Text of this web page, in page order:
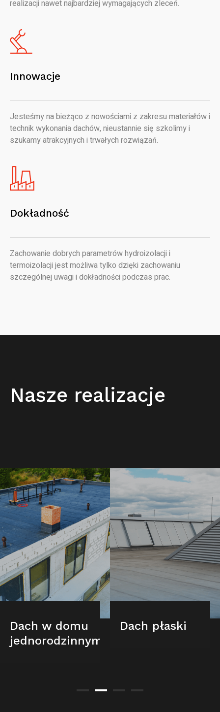
realizacji nawet najbardziej wymagających zleceń.
Innowacje
Jesteśmy na bieżąco z nowościami z zakresu materiałów i
technik wykonania dachów, nieustannie się szkolimy i
szukamy atrakcyjnych i trwałych rozwiązań.
Dokładność
Zachowanie dobrych parametrów hydroizolacji i
termoizolacji jest możliwa tylko dzięki zachowaniu
szczególnej uwagi i dokładności podczas prac.
Nasze realizacje
Dach w domu
jednorodzinnym
Dach płaski